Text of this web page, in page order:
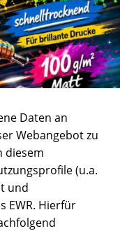
Daten an
Webangebot zu
diesem
(u.a.
und
EWR. Hierfür